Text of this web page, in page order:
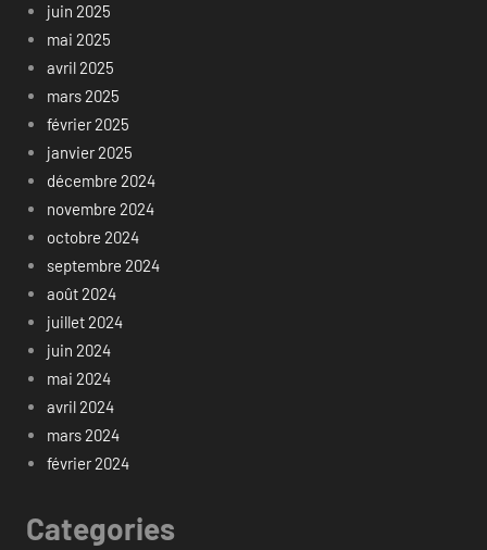
juin 2025
mai 2025
avril 2025
mars 2025
février 2025
janvier 2025
décembre 2024
novembre 2024
octobre 2024
septembre 2024
août 2024
juillet 2024
juin 2024
mai 2024
avril 2024
mars 2024
février 2024
Categories